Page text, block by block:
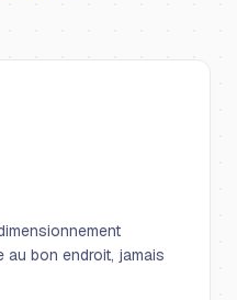
au bon endroit, jamais